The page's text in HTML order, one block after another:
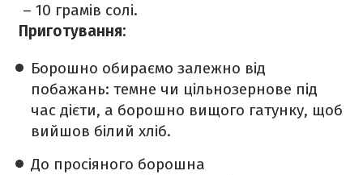
– 10 грамів солі.
Приготування:
Борошно обираємо залежно від
побажань: темне чи цільнозернове під
час дієти, а борошно вищого гатунку, щоб
вийшов білий хліб.
До просіяного борошна